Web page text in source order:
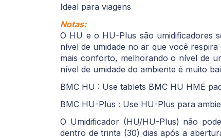
Ideal para viagens
Notas:
O HU e o HU-Plus são umidificadores
nível de umidade no ar que você
mais conforto, melhorando o nível de
nível de umidade do ambiente é muito
BMC HU : Use tablets BMC HU HME
BMC HU-Plus : Use HU-Plus para
O Umidificador (HU/HU-Plus) não
dentro de trinta (30) dias após a